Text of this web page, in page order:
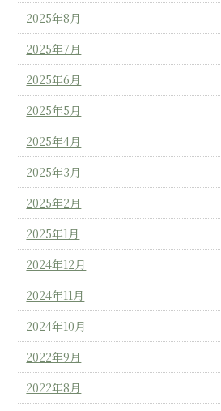
2025年8月
2025年7月
2025年6月
2025年5月
2025年4月
2025年3月
2025年2月
2025年1月
2024年12月
2024年11月
2024年10月
2022年9月
2022年8月